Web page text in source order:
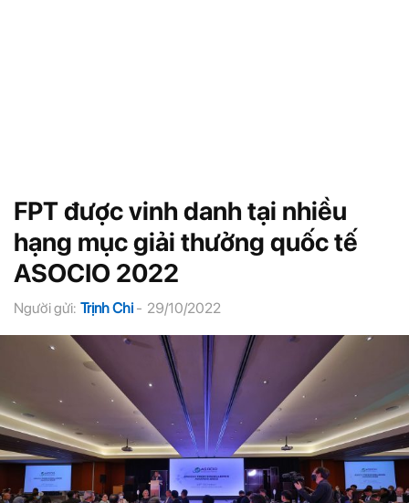
FPT được vinh danh tại nhiều
hạng mục giải thưởng quốc tế
ASOCIO 2022
Người gửi: Trịnh Chi - 29/10/2022